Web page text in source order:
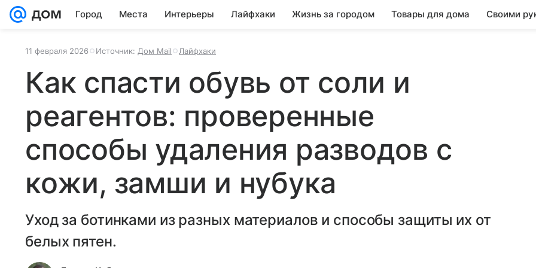
Город Места Интерьеры Лайфхаки Жизнь за городом Товары для дома Своими
11 февраля 2026 Источник: Дом Mail Лайфхаки
Как спасти обувь от соли и
реагентов: проверенные
способы удаления разводов с
кожи, замши и нубука
Уход за ботинками из разных материалов и способы защиты их от
белых пятен.